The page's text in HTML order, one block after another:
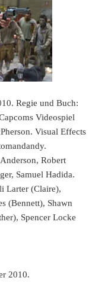
Regie und Buch:
Videospiel
Visual Effects
Robert
Samuel Hadida.
Larter (Claire),
(Bennett), Shawn
Spencer Locke
2010.